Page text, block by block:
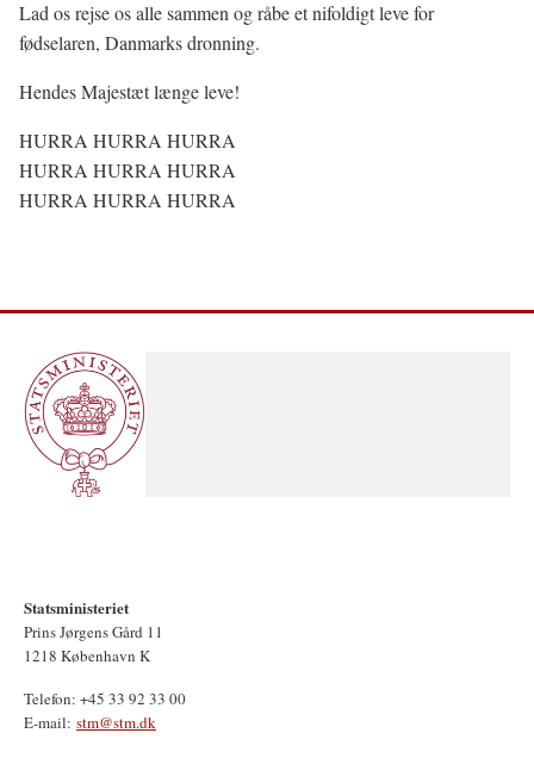
Lad os rejse os alle sammen og råbe et nifoldigt leve for
fødselaren, Danmarks dronning.
Hendes Majestæt længe leve!
HURRA HURRA HURRA
HURRA HURRA HURRA
HURRA HURRA HURRA
Statsministeriet
Prins Jørgens Gård 11
1218 København K
Telefon: +45 33 92 33 00
E-mail: stm@stm.dk